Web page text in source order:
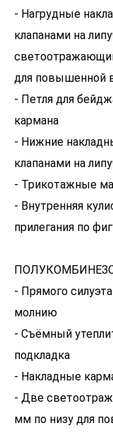
- Нагрудные
клапанами на
для повышенной
- Петля для
кармана
- Нижние
клапанами на
- Трикотажные
- Внутренняя
прилегания по
- Прямого
молнию
- Съёмный
подкладка
- Накладные
- Две
мм по низу для